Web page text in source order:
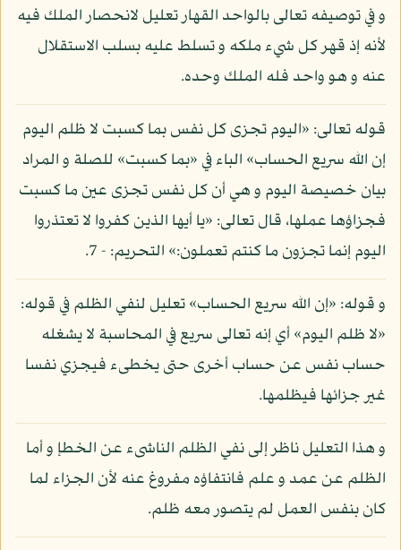
و في توصيفه تعالى بالواحد القهار تعليل لانحصار الملك فيه
لأنه إذ قهر كل شيء ملكه و تسلط عليه بسلب الاستقلال
عنه و هو واحد فله الملك وحده.
قوله تعالى: «اليوم تجزى كل نفس بما كسبت لا ظلم اليوم
إن الله سريع الحساب» الباء في «بما كسبت» للصلة و المراد
بيان خصيصة اليوم و هي أن كل نفس تجزى عين ما كسبت
فجزاؤها عملها، قال تعالى: «يا أيها الذين كفروا لا تعتذروا
اليوم إنما تجزون ما كنتم تعملون:» التحريم: - 7.
و قوله: «إن الله سريع الحساب» تعليل لنفي الظلم في قوله:
«لا ظلم اليوم» أي إنه تعالى سريع في المحاسبة لا يشغله
حساب نفس عن حساب أخرى حتى يخطىء فيجزي نفسا
غير جزائها فيظلمها.
و هذا التعليل ناظر إلى نفي الظلم الناشىء عن الخطإ و أما
الظلم عن عمد و علم فانتفاؤه مفروغ عنه لأن الجزاء لما
كان بنفس العمل لم يتصور معه ظلم.